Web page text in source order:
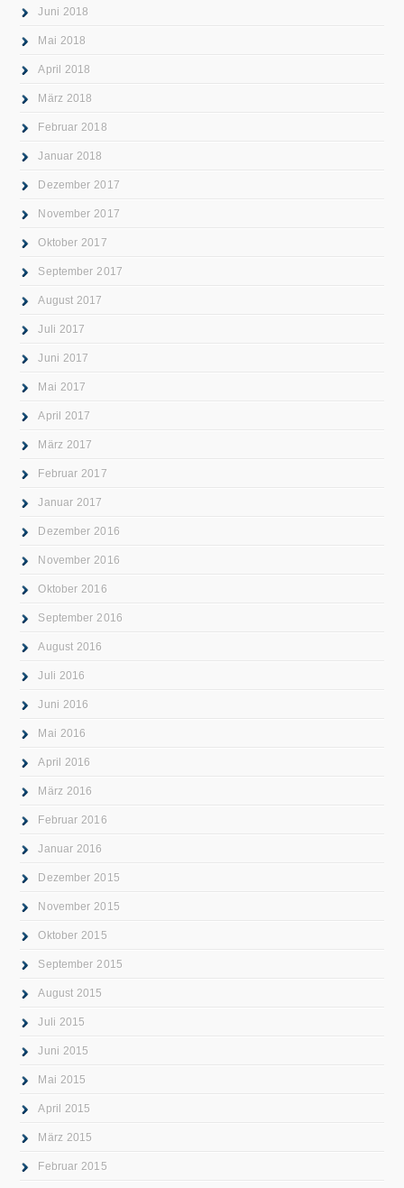
Juni 2018
Mai 2018
April 2018
März 2018
Februar 2018
Januar 2018
Dezember 2017
November 2017
Oktober 2017
September 2017
August 2017
Juli 2017
Juni 2017
Mai 2017
April 2017
März 2017
Februar 2017
Januar 2017
Dezember 2016
November 2016
Oktober 2016
September 2016
August 2016
Juli 2016
Juni 2016
Mai 2016
April 2016
März 2016
Februar 2016
Januar 2016
Dezember 2015
November 2015
Oktober 2015
September 2015
August 2015
Juli 2015
Juni 2015
Mai 2015
April 2015
März 2015
Februar 2015